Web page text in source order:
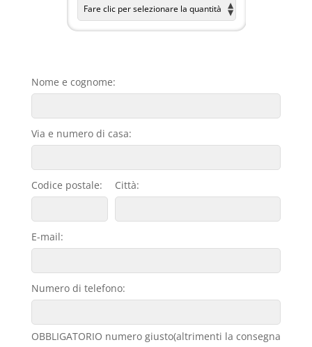
Nome e cognome:
Via e numero di casa:
Codice postale: Città:
E-mail:
Numero di telefono:
OBBLIGATORIO numero giusto(altrimenti la consegna